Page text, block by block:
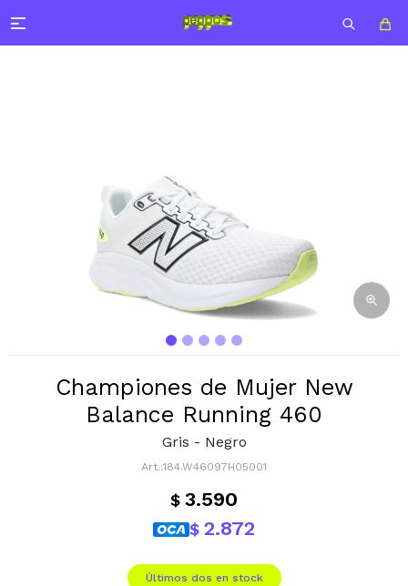

Championes de Mujer New
Balance Running 460
Gris - Negro
184.W46097H05001
$ 3.590
$ 2.872
Últimos dos en stock